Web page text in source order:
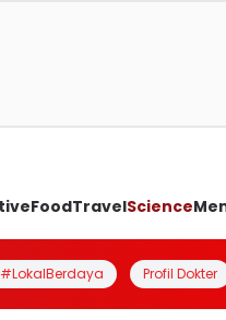
FoodTravelScience
#LokalBerdaya Profil Dokter